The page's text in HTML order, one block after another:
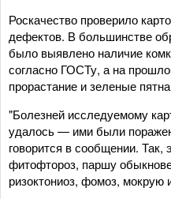
Роскачество проверило
дефектов. В большинстве
было выявлено наличие
согласно ГОСТу, а на
прорастание и зеленые
"Болезней исследуемому
удалось — ими были
говорится в сообщении.
фитофтороз, паршу
ризоктониоз, фомоз, мокрую